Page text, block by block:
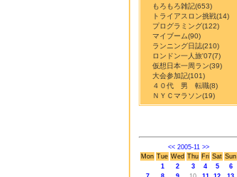
もろもろ雑記(653)
トライアスロン挑戦(14)
プログラミング(122)
マイブーム(90)
ランニング日誌(210)
ロンドン一人旅'07(7)
仮想日本一周ラン(39)
大会参加記(101)
４０代 男 転職(8)
ＮＹＣマラソン(19)
<< 2005-11 >>
Mon Tue Wed Thu Fri Sat Sun
1
2 3 4 5
6